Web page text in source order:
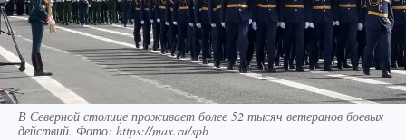
В Северной столице проживает более 52 тысяч ветеранов боевых
действий. Фото: https://max.ru/spb